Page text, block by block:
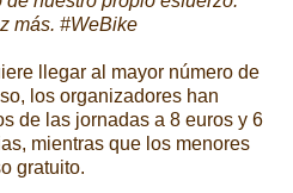
más. #WeBike
llegar al mayor número de
los organizadores han
de las jornadas a 8 euros y 6
mientras que los menores
gratuito.